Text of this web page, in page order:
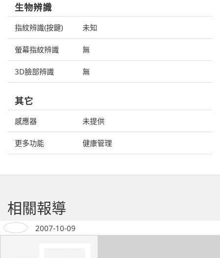
生物辨識
指紋辨識(按鍵) 未知
螢幕指紋辨識 無
3D臉部辨識 無
其它
感應器 未提供
更多功能 健康管理
相關報導
2007-10-09